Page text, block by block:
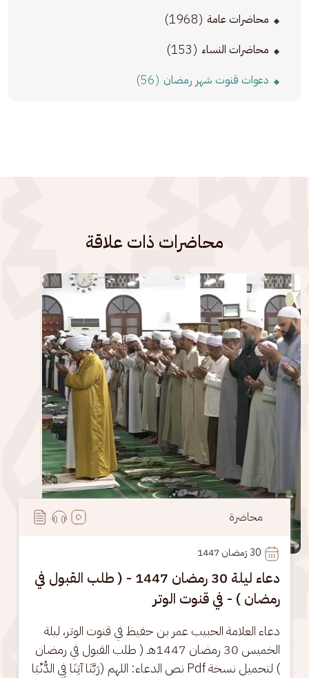
محاضرات عامة (1968)
محاضرات النساء (153)
دعوات قنوت شهر رمضان (56)
محاضرات ذات علاقة
الصورة
محاضرة
30
دعاء ليلة 30 رمضان 1447 - ( طلب القبول في
رمضان ) - في قنوت الوتر
دعاء العلامة الحبيب عمر بن حفيظ في قنوت الوتر، ليلة
الخميس 30 رمضان 1447هـ ( طلب القبول في رمضان
) لتحميل نسخة Pdf نص الدعاء: اللهم (رَبَّنَا آتِنَا فِي الدُّنْيَا